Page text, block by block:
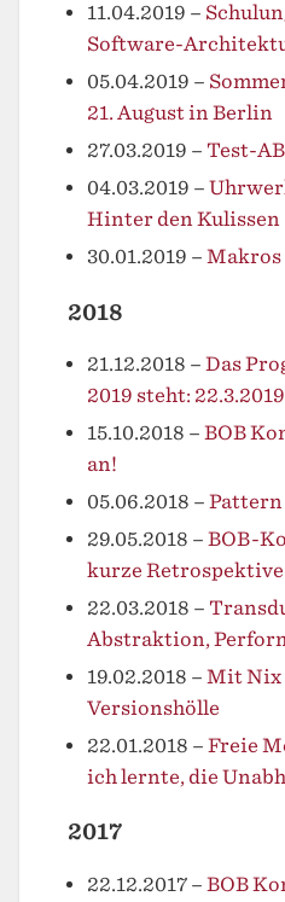
11.04.2019 –
Software-
05.04.2019 –
21. August in Berlin
27.03.2019 – Test-
04.03.2019 –
Hinter den Kulissen
30.01.2019 – Makros
2018
21.12.2018 – Das
2019 steht:
15.10.2018 – BOB
an!
05.06.2018 –
29.05.2018 – BOB-
kurze Retrospektive
22.03.2018 –
Abstraktion,
19.02.2018 – Mit Nix
Versionshölle
22.01.2018 – Freie
ich lernte, die
2017
22.12.2017 – BOB